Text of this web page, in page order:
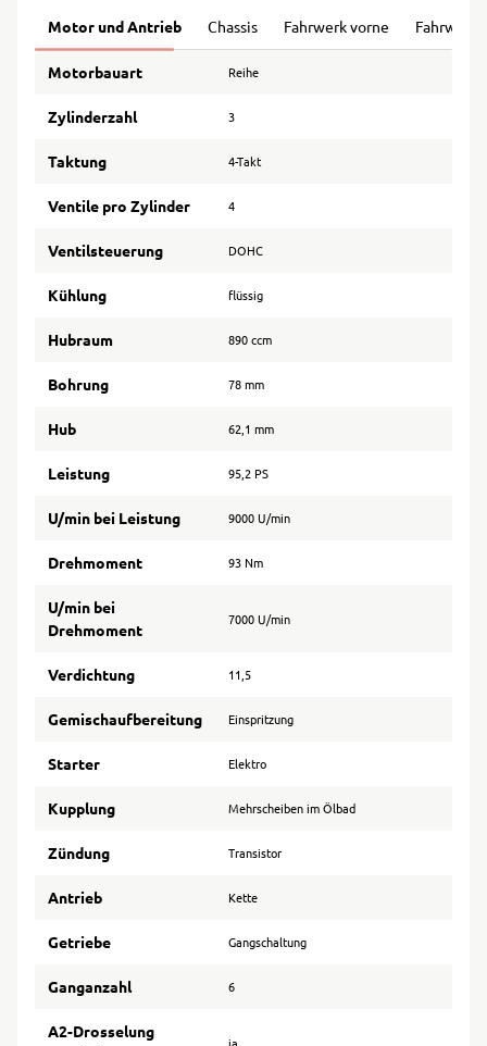
Motor und Antrieb Chassis Fahrwerk vorne Fahrwerk
Motorbauart Reihe
Zylinderzahl 3
Taktung 4-Takt
Ventile pro Zylinder 4
Ventilsteuerung DOHC
Kühlung flüssig
Hubraum 890 ccm
Bohrung 78 mm
Hub 62,1 mm
Leistung 95,2 PS
U/min bei Leistung 9000 U/min
Drehmoment 93 Nm
U/min bei
Drehmoment
7000 U/min
Verdichtung 11,5
Gemischaufbereitung Einspritzung
Starter Elektro
Kupplung Mehrscheiben im Ölbad
Zündung Transistor
Antrieb Kette
Getriebe Gangschaltung
Ganganzahl 6
A2-Drosselung